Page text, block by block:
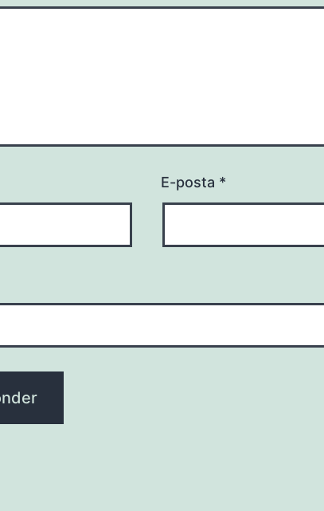
E-posta *